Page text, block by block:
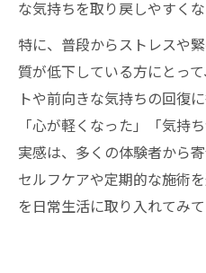
な気持ちを取り戻しやすくな
特に、普段からストレスや
質が低下している方にとっ
トや前向きな気持ちの回復
「心が軽くなった」「気持
実感は、多くの体験者から
セルフケアや定期的な施術
を日常生活に取り入れてみ